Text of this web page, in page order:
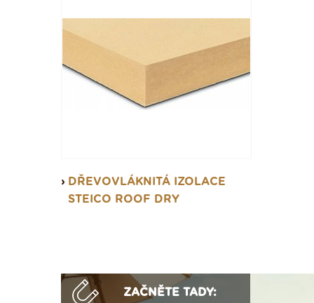
DŘEVOVLÁKNITÁ IZOLACE
STEICO ROOF DRY
ZAČNĚTE TADY: